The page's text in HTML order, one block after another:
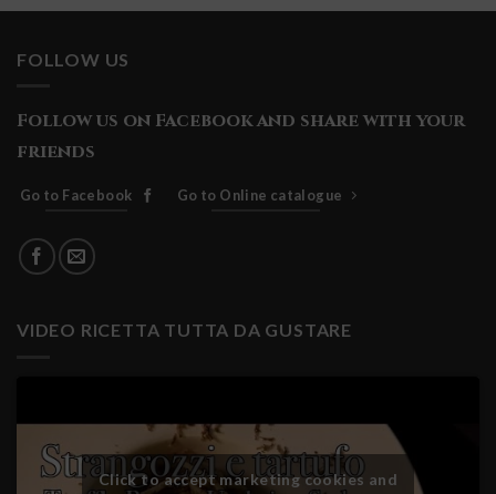
FOLLOW US
Follow us on Facebook and share with your
friends
Go to Facebook Go to Online catalogue
VIDEO RICETTA TUTTA DA GUSTARE
Click to accept marketing cookies and